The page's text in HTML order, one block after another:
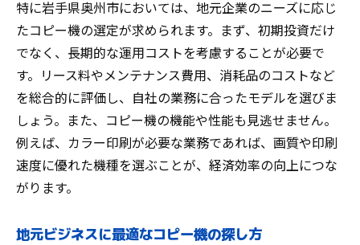
特に岩手県奥州市においては、地元企業のニーズに応じ
たコピー機の選定が求められます。まず、初期投資だけ
でなく、長期的な運用コストを考慮することが必要で
す。リース料やメンテナンス費用、消耗品のコストなど
を総合的に評価し、自社の業務に合ったモデルを選びま
しょう。また、コピー機の機能や性能も見逃せません。
例えば、カラー印刷が必要な業務であれば、画質や印刷
速度に優れた機種を選ぶことが、経済効率の向上につな
がります。
地元ビジネスに最適なコピー機の探し方